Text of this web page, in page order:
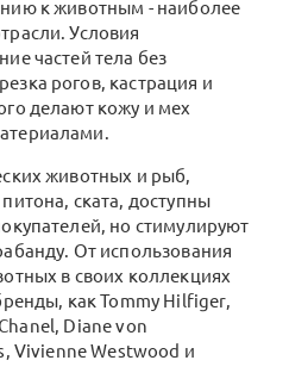
к животным - наиболее
Условия
частей тела без
рогов, кастрация и
делают кожу и мех
животных и рыб,
ската, доступны
но стимулируют
От использования
в своих коллекциях
как Tommy Hilfiger,
Diane von
Vivienne Westwood и